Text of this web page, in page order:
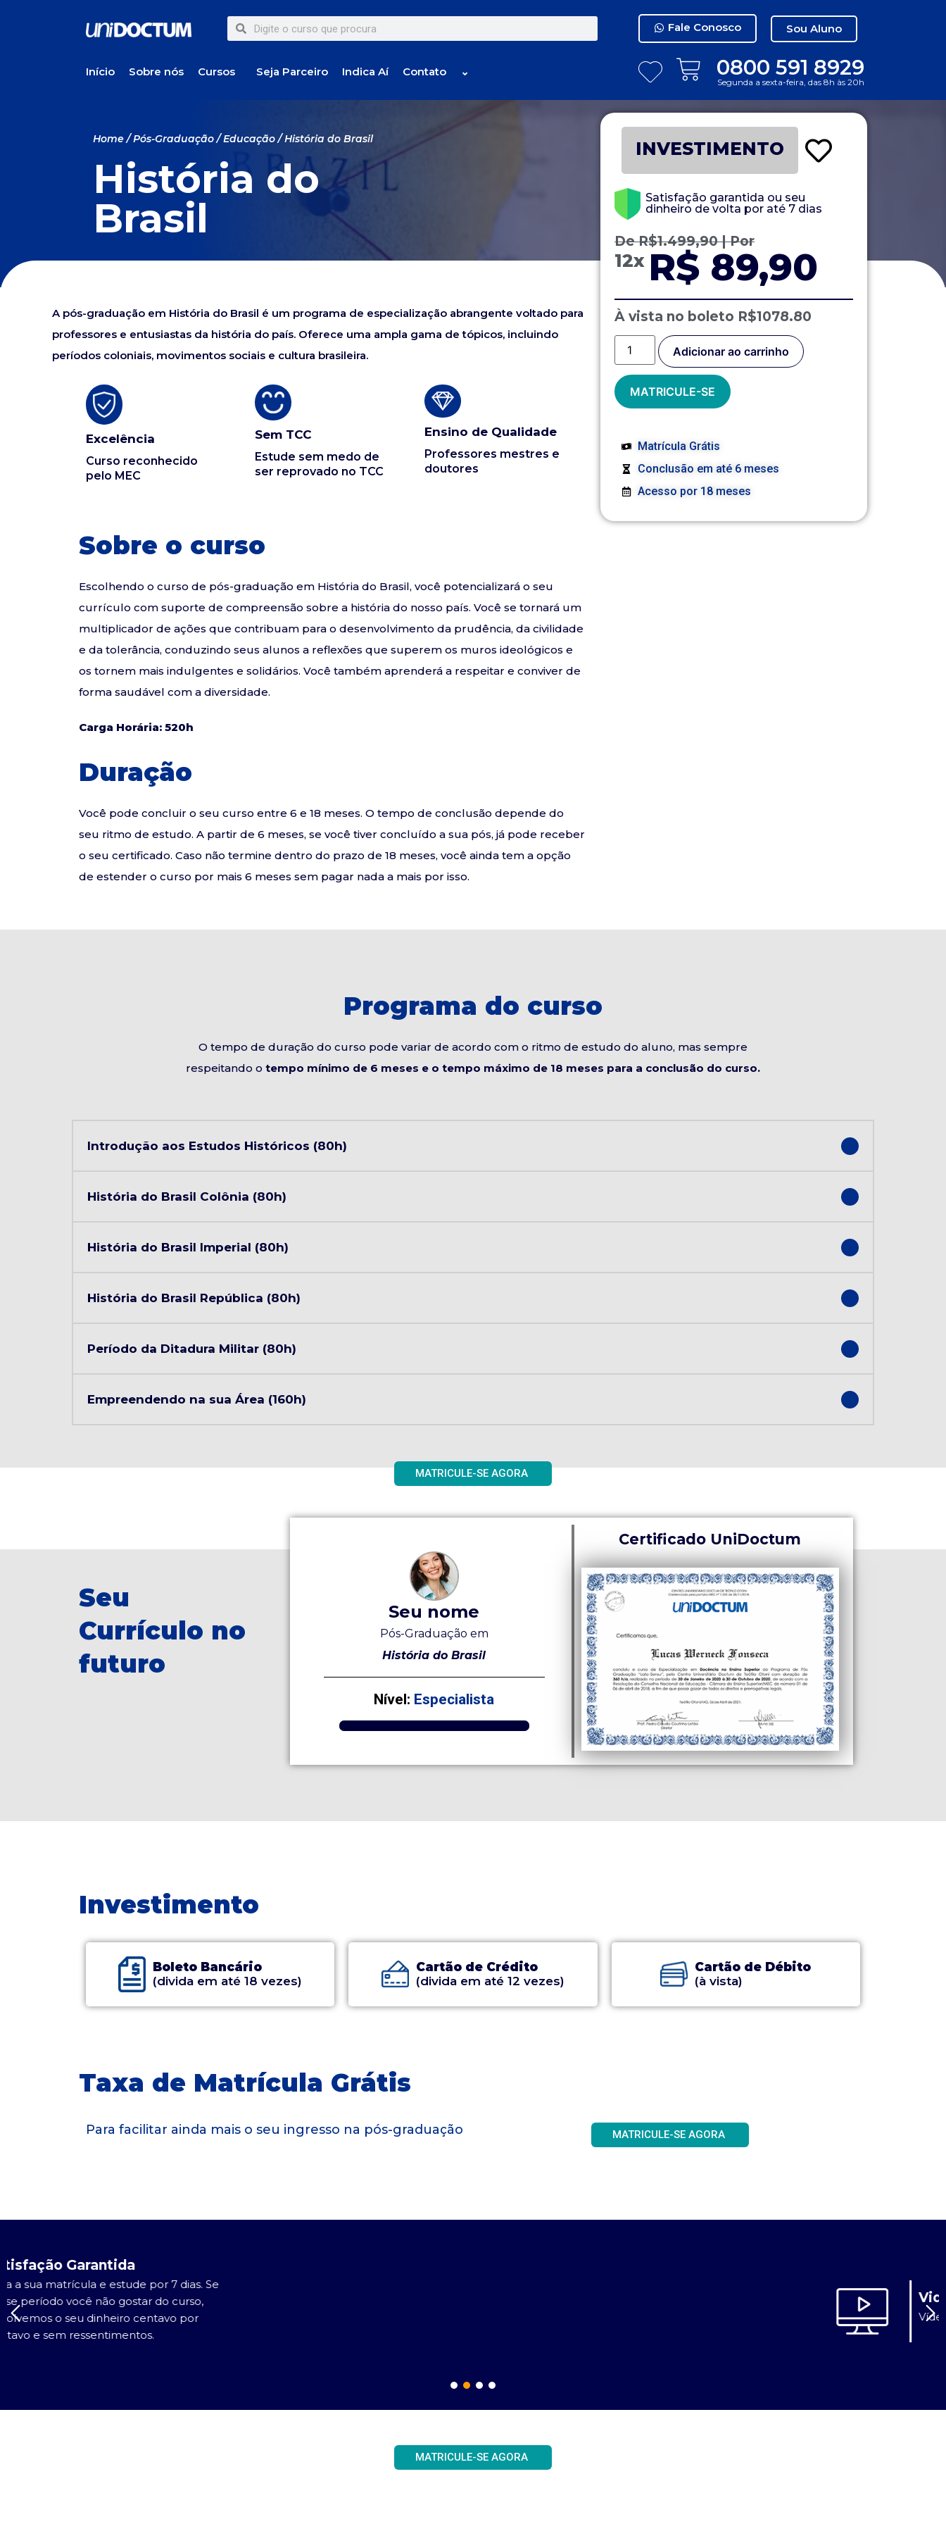
Fale Conosco Sou Aluno
Início Sobre nós Cursos Seja Parceiro Indica Aí Contato ⌄ 0800 591 8929
Segunda a sexta-feira, das 8h às 20h
Home/Pós-Graduação/Educação/ História do Brasil
História do
Brasil
A pós-graduação em História do Brasil é um programa de especialização abrangente voltado para
professores e entusiastas da história do país. Oferece uma ampla gama de tópicos, incluindo
períodos coloniais, movimentos sociais e cultura brasileira.
Excelência
Curso reconhecido
pelo MEC
Sem TCC
Estude sem medo de
ser reprovado no TCC
Ensino de Qualidade
Professores mestres e
doutores
Sobre o curso
Escolhendo o curso de pós-graduação em História do Brasil, você potencializará o seu
currículo com suporte de compreensão sobre a história do nosso país. Você se tornará um
multiplicador de ações que contribuam para o desenvolvimento da prudência, da civilidade
e da tolerância, conduzindo seus alunos a reflexões que superem os muros ideológicos e
os tornem mais indulgentes e solidários. Você também aprenderá a respeitar e conviver de
forma saudável com a diversidade.
Carga Horária: 520h
Duração
Você pode concluir o seu curso entre 6 e 18 meses. O tempo de conclusão depende do
seu ritmo de estudo. A partir de 6 meses, se você tiver concluído a sua pós, já pode receber
o seu certificado. Caso não termine dentro do prazo de 18 meses, você ainda tem a opção
de estender o curso por mais 6 meses sem pagar nada a mais por isso.
INVESTIMENTO
Satisfação garantida ou seu
dinheiro de volta por até 7 dias
DeR$1.499,90| Por
12x R$ 89,90
À vista no boleto R$1078.80
Adicionar ao carrinho
MATRICULE-SE
Matrícula Grátis
Conclusão em até 6 meses
Acesso por 18 meses
Programa do curso
O tempo de duração do curso pode variar de acordo com o ritmo de estudo do aluno, mas sempre
respeitando o tempo mínimo de 6 meses e o tempo máximo de 18 meses para a conclusão do curso.
Introdução aos Estudos Históricos (80h)
História do Brasil Colônia (80h)
História do Brasil Imperial (80h)
História do Brasil República (80h)
Período da Ditadura Militar (80h)
Empreendendo na sua Área (160h)
MATRICULE-SE AGORA
Seu
Currículo no
futuro
Seu nome
Pós-Graduação em
História do Brasil
Nível: Especialista
Certificado UniDoctum
Investimento
Boleto Bancário
(divida em até 18 vezes)
Cartão de Crédito
(divida em até 12 vezes)
Cartão de Débito
(à vista)
Taxa de Matrícula Grátis
Para facilitar ainda mais o seu ingresso na pós-graduação MATRICULE-SE AGORA
MATRICULE-SE AGORA